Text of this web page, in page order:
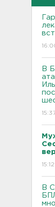
В
15:12
В